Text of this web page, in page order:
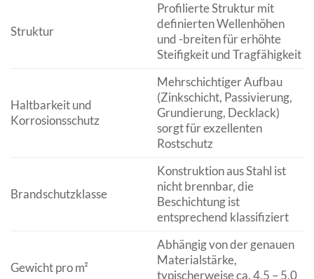
Struktur
Profilierte Struktur mit
definierten Wellenhöhen
und -breiten für erhöhte
Steifigkeit und Tragfähigkeit
Haltbarkeit und
Korrosionsschutz
Mehrschichtiger Aufbau
(Zinkschicht, Passivierung,
Grundierung, Decklack)
sorgt für exzellenten
Rostschutz
Brandschutzklasse
Konstruktion aus Stahl ist
nicht brennbar, die
Beschichtung ist
entsprechend klassifiziert
Gewicht pro m²
Abhängig von der genauen
Materialstärke,
typischerweise ca. 4,5 – 5,0